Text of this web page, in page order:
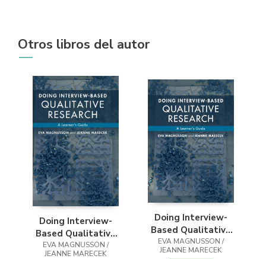
Otros libros del autor
Doing Interview-
Based Qualitative
Research
EVA MAGNUSSON /
JEANNE MARECEK
Doing Interview-
Based Qualitative
Research
EVA MAGNUSSON /
JEANNE MARECEK